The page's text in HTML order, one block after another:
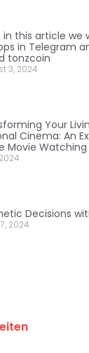
in this article
in Telegram
tonzcoin
3, 2024
Your
Cinema: An
Movie Watching
Decisions
2024